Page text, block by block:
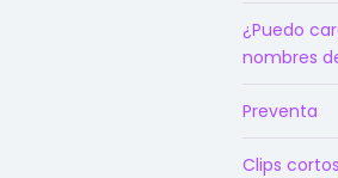
¿Puedo
nombres
Preventa
Clips